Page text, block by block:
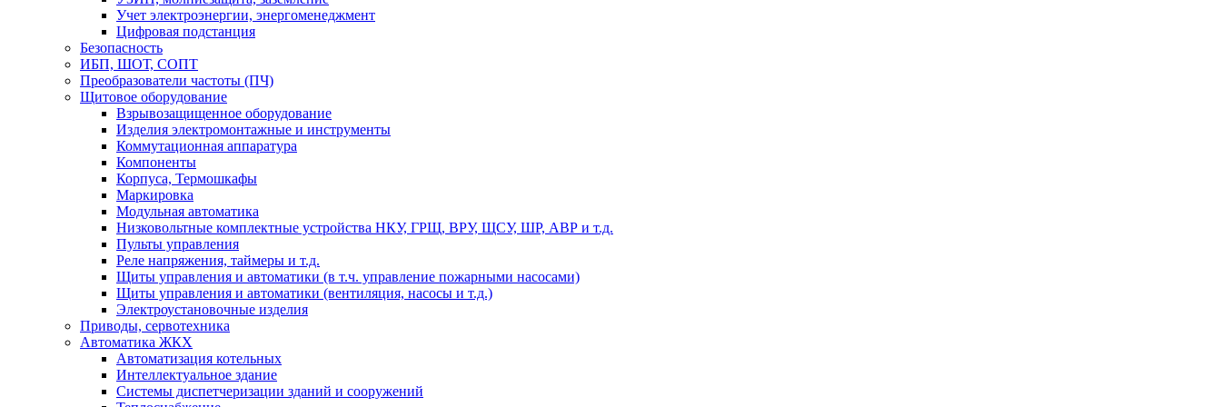
Учет электроэнергии, энергоменеджмент
Цифровая подстанция
Безопасность
ИБП, ШОТ, СОПТ
Преобразователи частоты (ПЧ)
Щитовое оборудование
Взрывозащищенное оборудование
Изделия электромонтажные и инструменты
Коммутационная аппаратура
Компоненты
Корпуса, Термошкафы
Маркировка
Модульная автоматика
Низковольтные комплектные устройства НКУ, ГРЩ, ВРУ, ЩСУ, ШР, АВР и т.д.
Пульты управления
Реле напряжения, таймеры и т.д.
Щиты управления и автоматики (в т.ч. управление пожарными насосами)
Щиты управления и автоматики (вентиляция, насосы и т.д.)
Электроустановочные изделия
Приводы, сервотехника
Автоматика ЖКХ
Автоматизация котельных
Интеллектуальное здание
Системы диспетчеризации зданий и сооружений